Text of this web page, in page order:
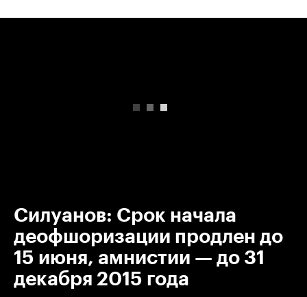
Силуанов: Срок начала
деофшоризации продлен до
15 июня, амнистии — до 31
декабря 2015 года